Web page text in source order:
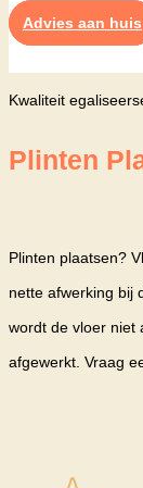
Advies aan huis
Kwaliteit
Plinten
Plinten plaatsen?
nette afwerking bij
wordt de vloer niet
afgewerkt. Vraag